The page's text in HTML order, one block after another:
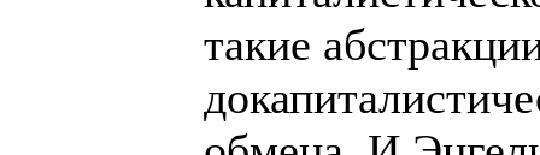
такие